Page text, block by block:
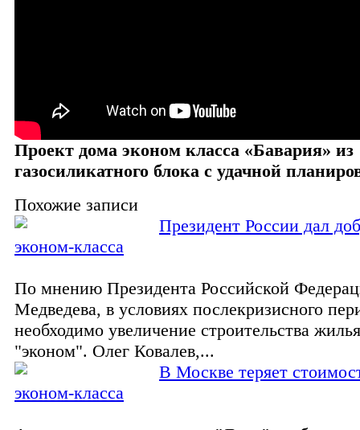
Проект дома эконом класса «Бавария» из
газосиликатного блока с удачной
Похожие записи
Президент России дал
эконом-класса
По мнению Президента Российской
Медведева, в условиях послекризисного
необходимо увеличение строительства
"эконом". Олег Ковалев,...
В Москве теряет
эконом-класса